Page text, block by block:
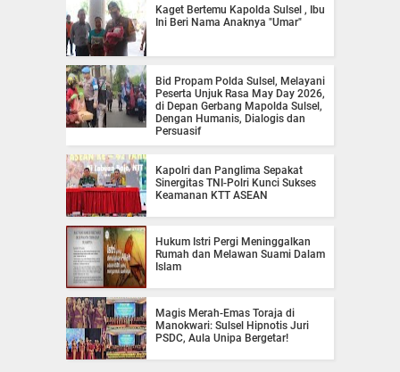
Kaget Bertemu Kapolda Sulsel , Ibu
Ini Beri Nama Anaknya "Umar"
Bid Propam Polda Sulsel, Melayani
Peserta Unjuk Rasa May Day 2026,
di Depan Gerbang Mapolda Sulsel,
Dengan Humanis, Dialogis dan
Persuasif
Kapolri dan Panglima Sepakat
Sinergitas TNI-Polri Kunci Sukses
Keamanan KTT ASEAN
Hukum Istri Pergi Meninggalkan
Rumah dan Melawan Suami Dalam
Islam
Magis Merah-Emas Toraja di
Manokwari: Sulsel Hipnotis Juri
PSDC, Aula Unipa Bergetar!